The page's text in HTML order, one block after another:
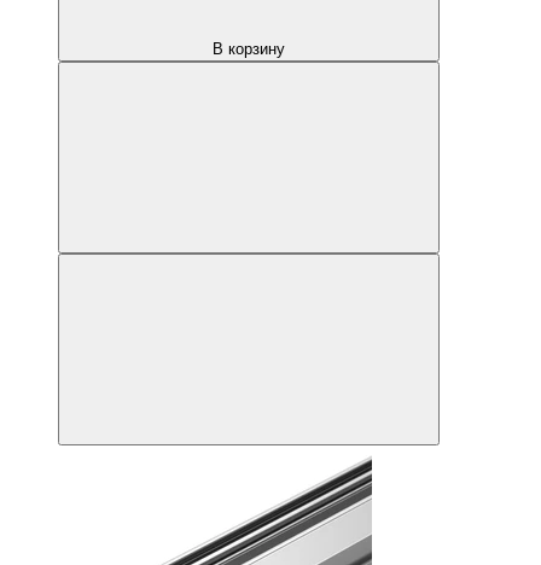
В корзину